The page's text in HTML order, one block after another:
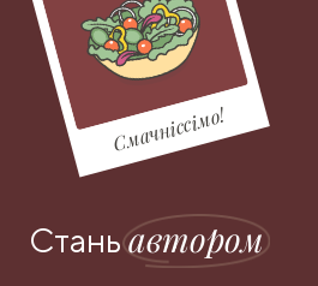
Смачніссімо!
Станьавтором